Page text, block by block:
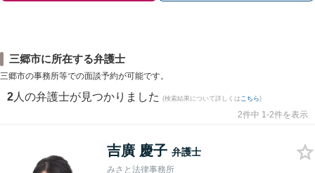
三郷市に所在する弁護士
三郷市の事務所等での面談予約が可能です。
2 人の弁護士が見つかりました (検索結果について詳しくは こちら)
2件中 1-2件を表示
吉廣 慶子 弁護士
みさと法律事務所